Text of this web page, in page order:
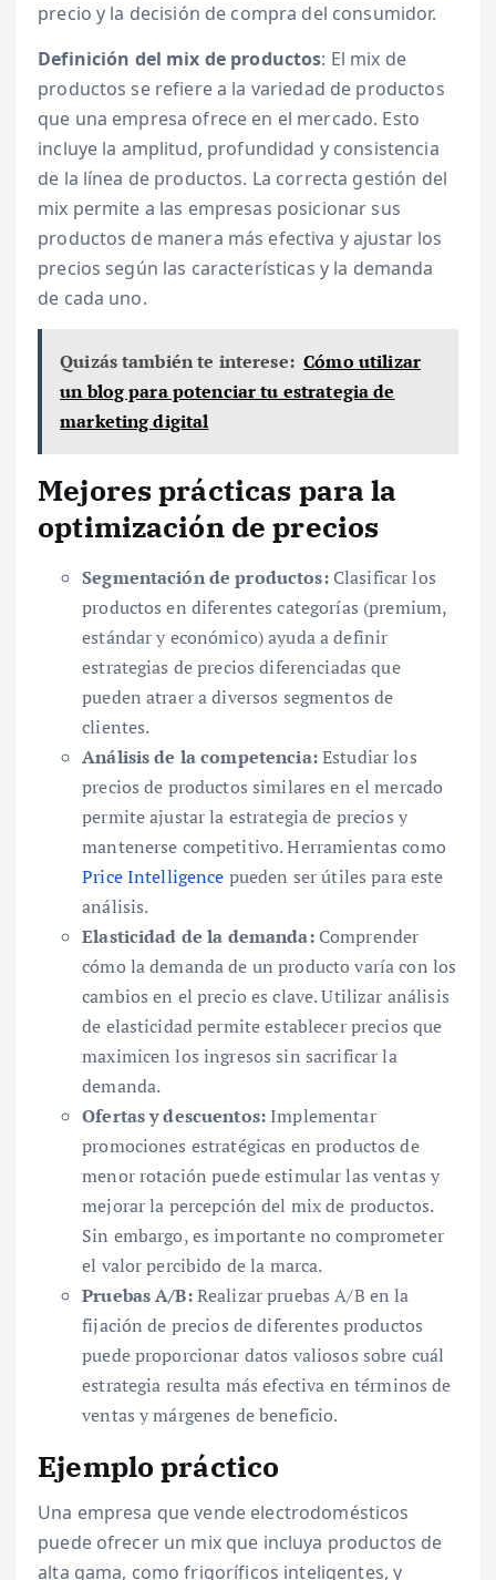
precio y la decisión de compra del consumidor.
Definición del mix de productos: El mix de
productos se refiere a la variedad de productos
que una empresa ofrece en el mercado. Esto
incluye la amplitud, profundidad y consistencia
de la línea de productos. La correcta gestión del
mix permite a las empresas posicionar sus
productos de manera más efectiva y ajustar los
precios según las características y la demanda
de cada uno.
Quizás también te interese: Cómo utilizar
un blog para potenciar tu estrategia de
marketing digital
Mejores prácticas para la
optimización de precios
Segmentación de productos:Clasificar los
productos en diferentes categorías (premium,
estándar y económico) ayuda a definir
estrategias de precios diferenciadas que
pueden atraer a diversos segmentos de
clientes.
Análisis de la competencia:Estudiar los
precios de productos similares en el mercado
permite ajustar la estrategia de precios y
mantenerse competitivo. Herramientas como
Price Intelligence pueden ser útiles para este
análisis.
Elasticidad de la demanda:Comprender
cómo la demanda de un producto varía con los
cambios en el precio es clave. Utilizar análisis
de elasticidad permite establecer precios que
maximicen los ingresos sin sacrificar la
demanda.
Ofertas y descuentos: Implementar
promociones estratégicas en productos de
menor rotación puede estimular las ventas y
mejorar la percepción del mix de productos.
Sin embargo, es importante no comprometer
el valor percibido de la marca.
Pruebas A/B:Realizar pruebas A/B en la
fijación de precios de diferentes productos
puede proporcionar datos valiosos sobre cuál
estrategia resulta más efectiva en términos de
ventas y márgenes de beneficio.
Ejemplo práctico
Una empresa que vende electrodomésticos
puede ofrecer un mix que incluya productos de
alta gama, como frigoríficos inteligentes, y